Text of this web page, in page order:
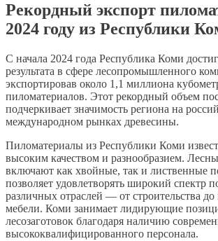
Рекордный экспорт
2024 году из Республики
С начала 2024 года Республика Коми
результата в сфере лесопромышленного
экспортировав около 1,1 миллиона
пиломатериалов. Этот рекордный объем
подчеркивает значимость региона на
международном рынках древесины.
Пиломатериалы из Республики Коми
высоким качеством и разнообразием.
включают как хвойные, так и лиственные
позволяет удовлетворять широкий спектр
различных отраслей — от строительства до
мебели. Коми занимает лидирующие
лесозаготовок благодаря наличию
высококвалифицированного персонала.